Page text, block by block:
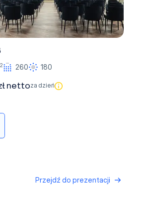
2 260 180
nettoza dzień
Przejdź do prezentacji